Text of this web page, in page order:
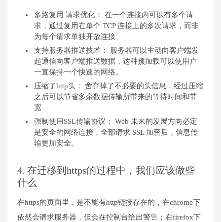
多路复用 请求优化： 在一个连接内可以有多个请
求，通过复用在单个 TCP 连接上的多次请求，而非
为每个请求单独开放连接
支持服务器推送技术： 服务器可以主动向客户端发
起通信向客户端推送数据，这种预加载可以使用户
一直保持一个快速的网络。
压缩了http头： 舍弃掉了不必要的头信息，经过压缩
之后可以节省多余数据传输所带来的等待时间和带
宽
强制使用SSL传输协议： Web 未来的发展方向必定
是安全的网络连接，全部请求 SSL 加密后，信息传
输更加安全。
4. 在迁移到https的过程中，我们应该做些
什么
在https的页面里，是不能有http链接存在的，在chrome下
依然会请求服务器，但会在控制台给出警告；在firefox下